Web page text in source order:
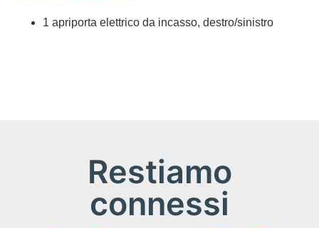
1 apriporta elettrico da incasso, destro/sinistro
Restiamo
connessi